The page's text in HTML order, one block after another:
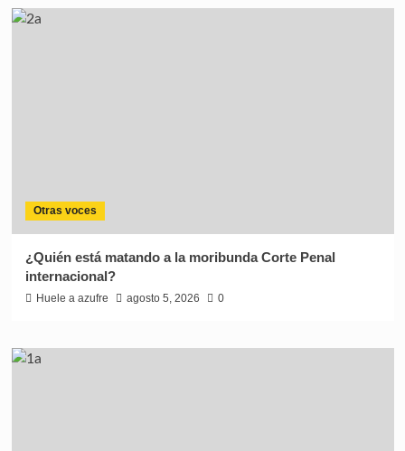
Otras voces
¿Quién está matando a la moribunda Corte Penal
internacional?
Huele a azufre agosto 5, 2026 0